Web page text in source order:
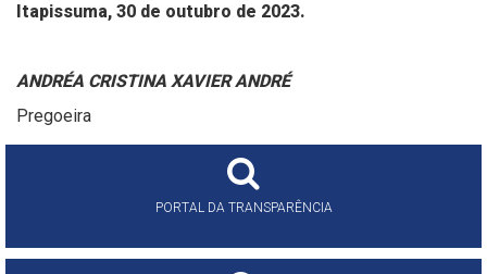
Itapissuma, 30 de outubro de 2023.
ANDRÉA CRISTINA XAVIER ANDRÉ
Pregoeira
PORTAL DA TRANSPARÊNCIA